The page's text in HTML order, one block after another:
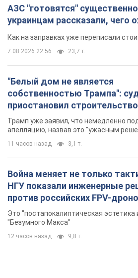
АЗС "готовятся"
украинцам рассказали, чего
Как на заправках уже переписали
7.08.2026 22:56 23,7 т.
"Белый дом не является
собственностью Трампа":
приостановил строительство
бального зала стоимостью
долларов
Трамп уже заявил, что немедленно
апелляцию, назвав это "ужасным
11 часов назад 3,1 т.
Война меняет не только
НГУ показали инженерные
против российских FPV-
Фото
Это "постапокалиптическая эстетика
"Безумного Макса"
12 часов назад 9,8 т.